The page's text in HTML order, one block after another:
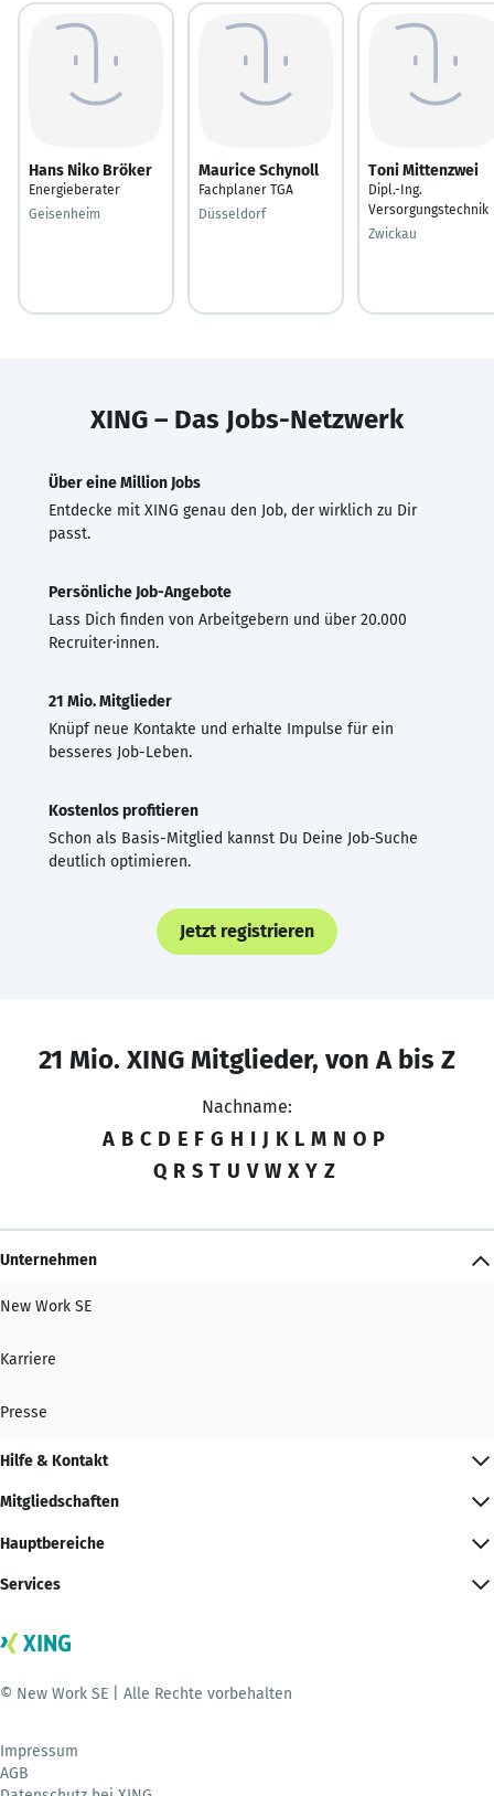
Hans Niko Bröker
Energieberater
Geisenheim
Maurice Schynoll
Fachplaner TGA
Düsseldorf
Toni Mittenzwei
Dipl.-Ing.
Versorgungstechnik
Zwickau
XING – Das Jobs-Netzwerk
Über eine Million Jobs
Entdecke mit XING genau den Job, der wirklich zu Dir
passt.
Persönliche Job-Angebote
Lass Dich finden von Arbeitgebern und über 20.000
Recruiter·innen.
21 Mio. Mitglieder
Knüpf neue Kontakte und erhalte Impulse für ein
besseres Job-Leben.
Kostenlos profitieren
Schon als Basis-Mitglied kannst Du Deine Job-Suche
deutlich optimieren.
Jetzt registrieren
21 Mio. XING Mitglieder, von A bis Z
Nachname:
A B C D E F G H I J K L M N O P
Q R S T U V W X Y Z
Unternehmen
New Work SE
Karriere
Presse
Hilfe & Kontakt
Mitgliedschaften
Hauptbereiche
Services
© New Work SE | Alle Rechte vorbehalten
Impressum
AGB